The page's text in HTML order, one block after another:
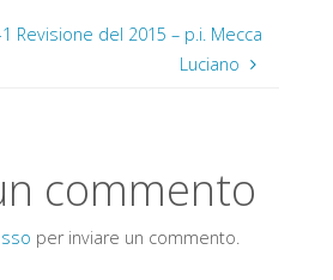
Revisione del 2015 – p.i. Mecca
Luciano
commento
per inviare un commento.